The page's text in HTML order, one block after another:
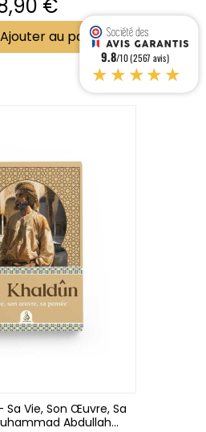
€
Ajouter au panier
Sa Vie, Son Œuvre, Sa
Abdullah...
9.8/10 (2567 avis)
★★★★★